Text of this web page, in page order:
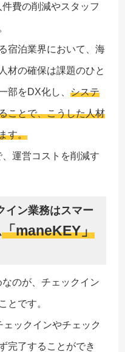
費の削減やスタッフ
宿泊業界において、海
材の確保は課題のひと
部をDX化し、システ
ことで、こうした人材
す。
運営コストを削減す
イン業務はスマー
「maneKEY」
のが、チェックイン
とです。
ェックインやチェック
完了することができ